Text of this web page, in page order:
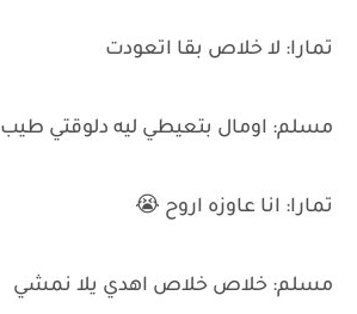
تمارا: لا خلاص بقا اتعودت
مسلم: اومال بتعيطي ليه دلوقتي طيب
تمارا: انا عاوزه اروح 😭
مسلم: خلاص خلاص اهدي يلا نمشي